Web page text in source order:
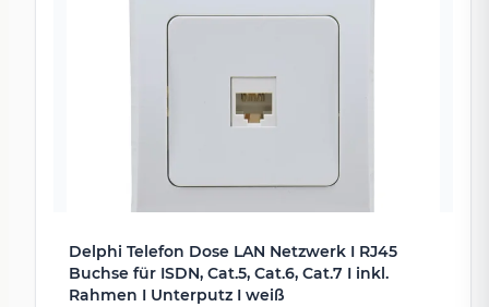
Delphi Telefon Dose LAN Netzwerk I RJ45
Buchse für ISDN, Cat.5, Cat.6, Cat.7 I inkl.
Rahmen I Unterputz I weiß